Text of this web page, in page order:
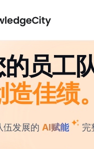
员工
造佳绩。
伍发展的 AI赋能 完